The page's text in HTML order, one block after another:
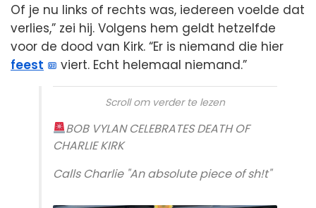
Of je nu links of rechts was, iedereen voelde dat
verlies,” zei hij. Volgens hem geldt hetzelfde
voor de dood van Kirk. “Er is niemand die hier
feest
viert. Echt helemaal niemand.”
Scroll om verder te lezen
BOB VYLAN CELEBRATES DEATH OF
CHARLIE KIRK
Calls Charlie "An absolute piece of sh!t"